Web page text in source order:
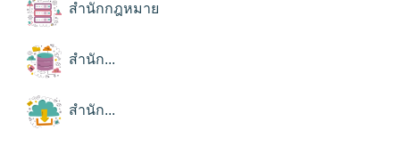
สำนักกฎหมาย
สำนัก...
สำนัก...